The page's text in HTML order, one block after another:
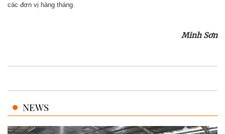
các đơn vị hàng tháng.
Minh Sơn
NEWS